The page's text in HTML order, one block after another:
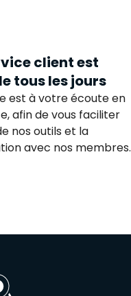
client est
tous les jours
est à votre écoute en
afin de vous faciliter
nos outils et la
avec nos membres.